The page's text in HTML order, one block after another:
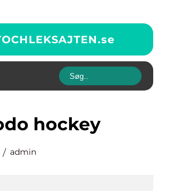
se
hockey
admin